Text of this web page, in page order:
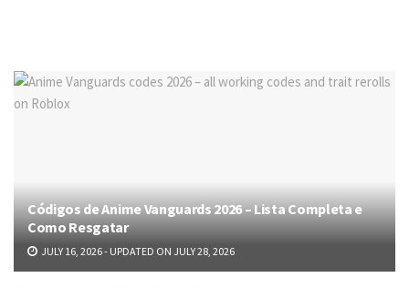
Códigos de Anime Vanguards 2026 – Lista Completa e
Como Resgatar
JULY 16, 2026 - UPDATED ON JULY 28, 2026